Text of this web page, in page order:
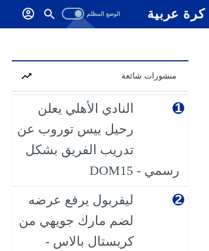
كرة عربية
منشورات شائعة
النادي الأهلي يعلن
رحيل ييس توروب عن
تدريب الفريق بشكل
رسمي - DOM15
ليفربول يرفع عرضه
لضم مارك جويهي من
كريستال بالاس -